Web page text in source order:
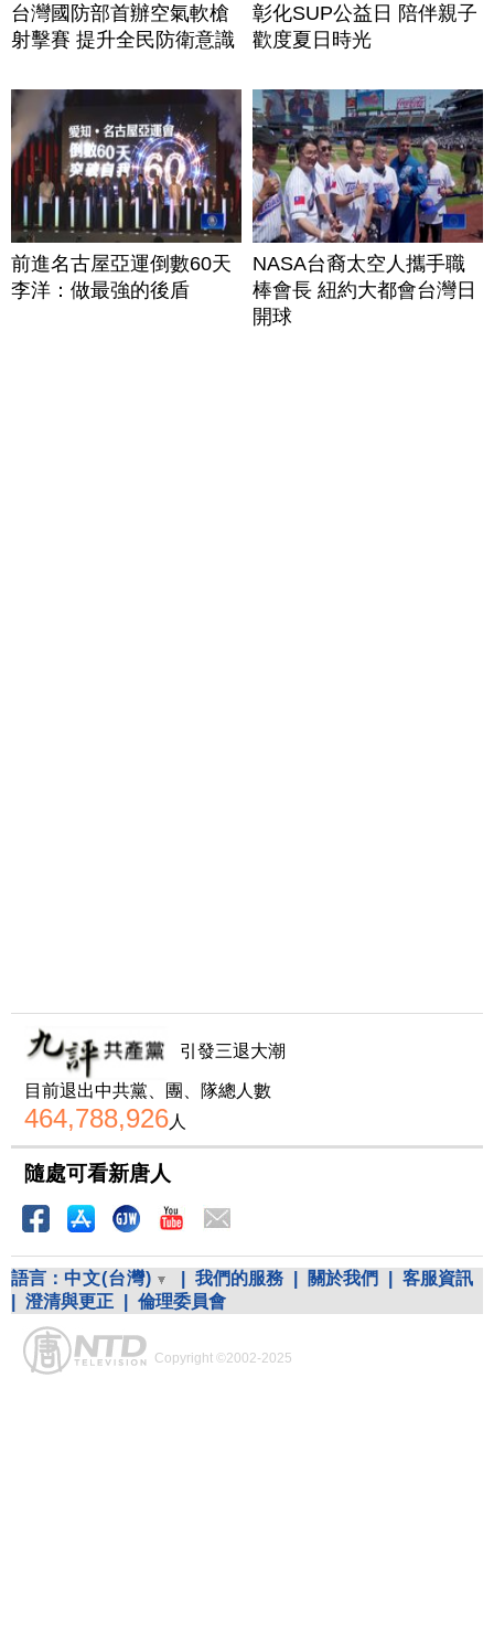
台灣國防部首辦空氣軟槍
射擊賽 提升全民防衛意識
彰化SUP公益日 陪伴親子
歡度夏日時光
前進名古屋亞運倒數60天
李洋：做最強的後盾
NASA台裔太空人攜手職
棒會長 紐約大都會台灣日
開球
引發三退大潮
目前退出中共黨、團、隊總人數
464,788,926人
隨處可看新唐人
語言： 中文(台灣) 我們的服務 關於我們
客服資訊
澄清與更正 倫理委員會
Copyright ©2002-2025